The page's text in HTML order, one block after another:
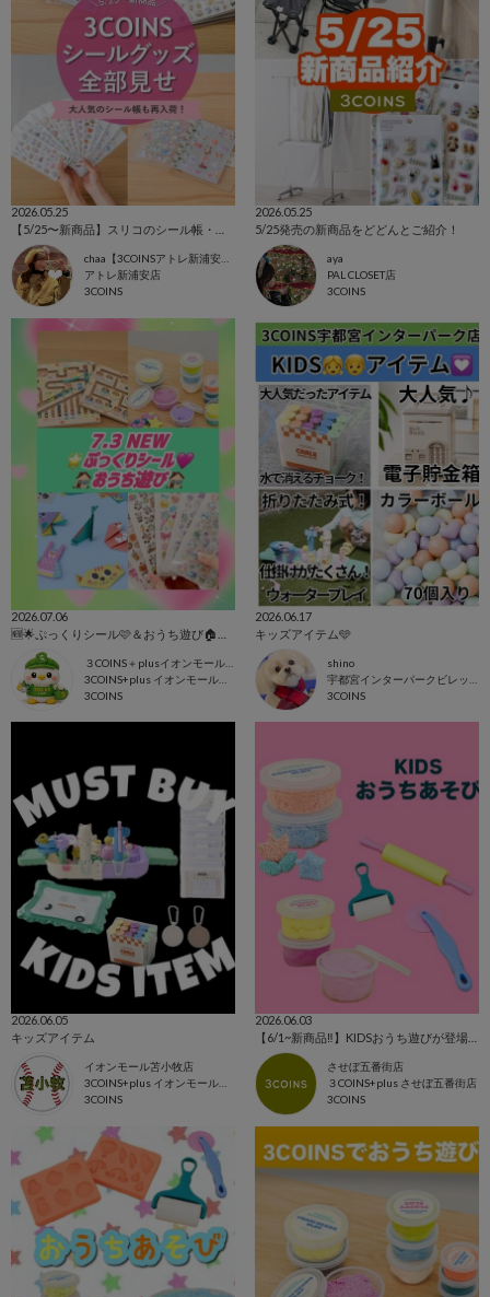
2026.05.25
chaa【3COINSアトレ新浦安店】
アトレ新浦安店
3COINS
2026.05.25
5/25発売の新商品をどどんとご紹介！
aya
PAL CLOSET店
3COINS
2026.07.06
３COINS＋plusイオンモール上尾
3COINS+plus イオンモール上尾店
3COINS
2026.06.17
キッズアイテム🩵
shino
3COINS
2026.06.05
キッズアイテム
イオンモール苫小牧店
3COINS+plus イオンモール苫小牧店
3COINS
2026.06.03
【6/1~新商品‼️】KIDSおうち遊びが登場致しました
させぼ五番街店
３COINS+plus させぼ五番街店
3COINS